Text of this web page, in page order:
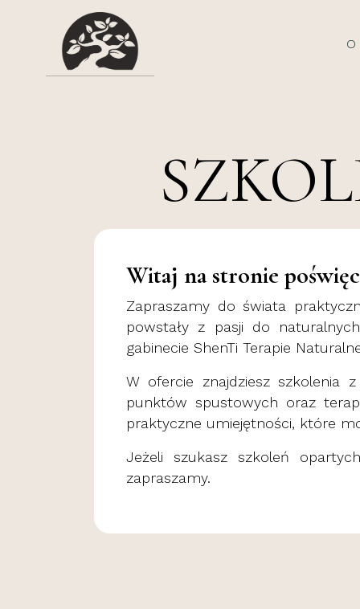
O
Witaj na stronie
Zapraszamy do świata
powstały z pasji do
gabinecie ShenTi Terapie
W ofercie znajdziesz szkolenia
punktów spustowych oraz
praktyczne umiejętności, które
Jeżeli szukasz szkoleń
zapraszamy.